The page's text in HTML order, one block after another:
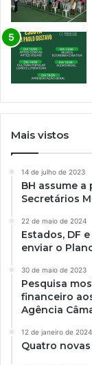
Mais vistos
14 de julho de 2023
BH assume
Secretários
22 de maio de 2024
Estados, DF
enviar o
30 de maio de 2023
Pesquisa
financeiro
Agência
12 de janeiro de 2024
Quatro novas